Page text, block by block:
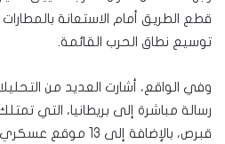
قطع الطريق أمام الاستعانة
توسيع نطاق الحرب القائمة.
وفي الواقع، أشارت العديد من
رسالة مباشرة إلى بريطانيا، التي
قبرص، بالإضافة إلى